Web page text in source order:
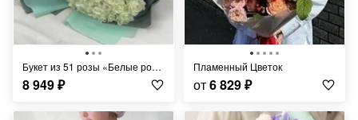
Букет из 51 розы «Белые розы Аваланч в дизайнерской упаковке»
8 949₽
Пламенный Цветок
от6 829₽